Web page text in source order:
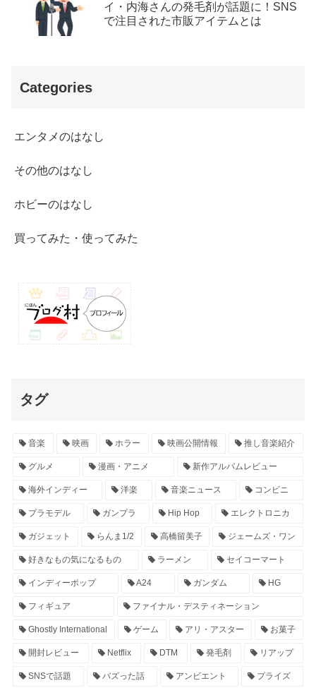
イ・内海さんの発毛剤が話題に！SNS
で注目された市販アイテムとは
Categories
エンタメのはなし
その他のはなし
ホビーのはなし
買ってみた・使ってみた
タグ
音楽 映画 ホラー 映画公開情報 推し音楽紹介
グルメ 漫画・アニメ 新作アルバムレビュー
海外インディー 洋楽 音楽ニュース コンビニ
プラモデル ガンプラ Hip Hop エレクトロニカ
ガジェット らんま1/2 高橋留美子 ジェームズ・ワン
好きなもの気になるもの ラーメン セイコーマート
インディーポップ A24 ガンダム HG
フィギュア ファイナル・デスティネーション
Ghostly International ゲーム アリ・アスター お菓子
開封レビュー Netflix DTM 発毛剤 リアップ
SNSで話題 バズった話 アンビエント プライズ